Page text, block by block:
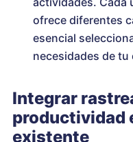
ofrece diferentes
esencial
necesidades de tu
Integrar
productividad
existente